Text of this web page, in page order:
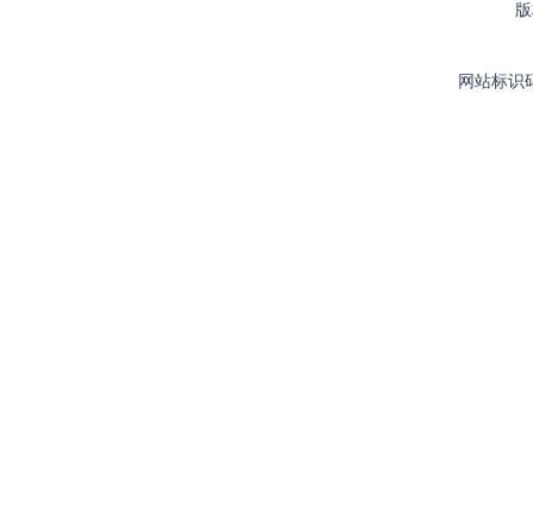
网站标识